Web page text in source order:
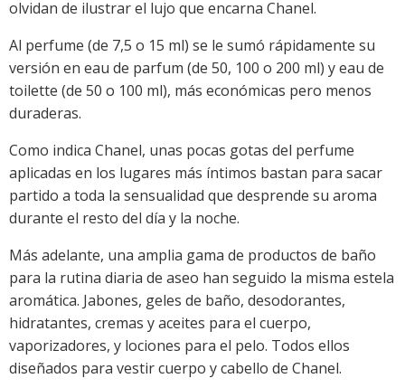
olvidan de ilustrar el lujo que encarna Chanel.
Al perfume (de 7,5 o 15 ml) se le sumó rápidamente su
versión en eau de parfum (de 50, 100 o 200 ml) y eau de
toilette (de 50 o 100 ml), más económicas pero menos
duraderas.
Como indica Chanel, unas pocas gotas del perfume
aplicadas en los lugares más íntimos bastan para sacar
partido a toda la sensualidad que desprende su aroma
durante el resto del día y la noche.
Más adelante, una amplia gama de productos de baño
para la rutina diaria de aseo han seguido la misma estela
aromática. Jabones, geles de baño, desodorantes,
hidratantes, cremas y aceites para el cuerpo,
vaporizadores, y lociones para el pelo. Todos ellos
diseñados para vestir cuerpo y cabello de Chanel.